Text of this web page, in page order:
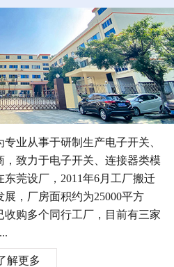
业从事于研制生产电子开关、
致力于电子开关、连接器类模
莞设厂，2011年6月工厂搬迁
，厂房面积约为25000平方
购多个同行工厂，目前有三家
解更多